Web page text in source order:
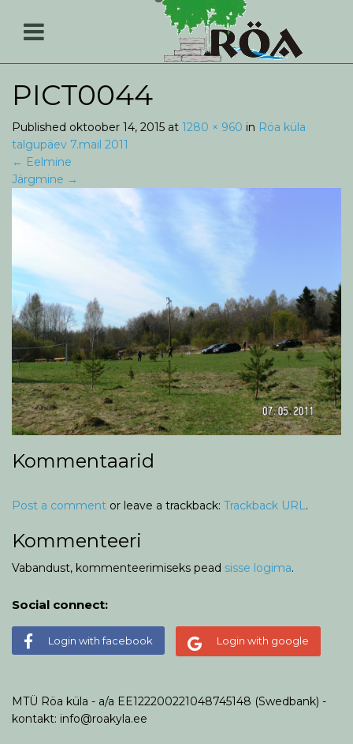
PICT0044
Published oktoober 14, 2015 at 1280 × 960 in Röa küla
talgupäev 7.mail 2011
← Eelmine
Järgmine →
Kommentaarid
Post a comment or leave a trackback: Trackback URL.
Kommenteeri
Vabandust, kommenteerimiseks pead sisse logima.
Social connect:
Login with facebook Login with google
MTÜ Röa küla - a/a EE122200221048745148 (Swedbank) -
kontakt: info@roakyla.ee